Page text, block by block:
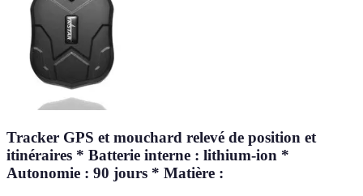
Tracker GPS et mouchard relevé de position et
itinéraires * Batterie interne : lithium-ion *
Autonomie : 90 jours * Matière :